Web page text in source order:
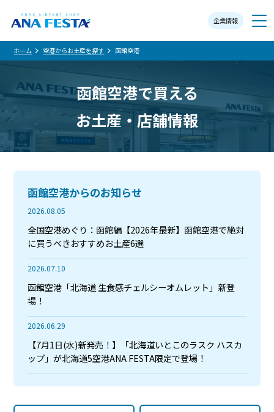
企業情報
メニュー
ホーム 空港からお土産を探す 函館空港
函館空港で買える
お土産・店舗情報
函館空港からのお知らせ
2026.08.05
全国空港めぐり：函館編【2026年最新】函館空港で絶対
に買うべきおすすめお土産6選
2026.07.10
函館空港「北海道 生食感チェルシーオムレット」新登
場！
2026.06.29
【7月1日(水)新発売！】「北海道いとこのラスク ハスカ
ップ」が北海道5空港ANA FESTA限定で登場！